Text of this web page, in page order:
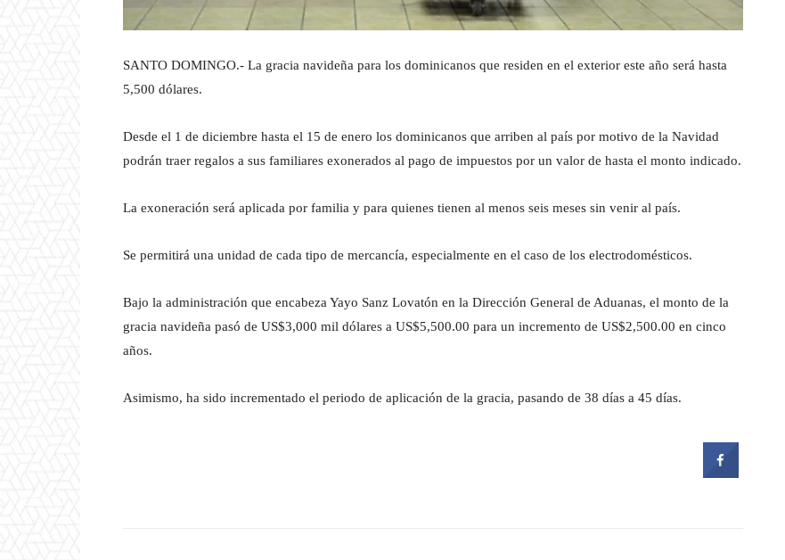
SANTO DOMINGO.- La gracia navideña para los dominicanos que residen en el exterior este año será hasta
5,500 dólares.
Desde el 1 de diciembre hasta el 15 de enero los dominicanos que arriben al país por motivo de la Navidad
podrán traer regalos a sus familiares exonerados al pago de impuestos por un valor de hasta el monto indicado.
La exoneración será aplicada por familia y para quienes tienen al menos seis meses sin venir al país.
Se permitirá una unidad de cada tipo de mercancía, especialmente en el caso de los electrodomésticos.
Bajo la administración que encabeza Yayo Sanz Lovatón en la Dirección General de Aduanas, el monto de la
gracia navideña pasó de US$3,000 mil dólares a US$5,500.00 para un incremento de US$2,500.00 en cinco
años.
Asimismo, ha sido incrementado el periodo de aplicación de la gracia, pasando de 38 días a 45 días.